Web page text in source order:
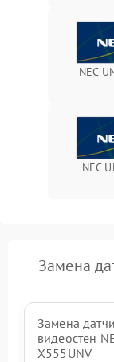
NEC
NEC
Замена
Замена
видеостен
X555UNV